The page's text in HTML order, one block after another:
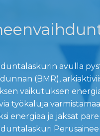
avulla
(BMR),
vaikutuksen
työkaluja
energiaa ja jaksat